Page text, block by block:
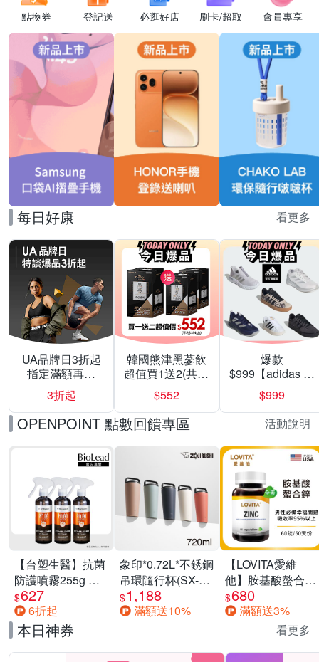
點換券 登記送 必逛好店 刷卡/超取 會員專享
每日好康 看更多
UA品牌日3折起
指定滿額再折
200
3折起
韓國熊津黑蔘飲
超值買1送2(共24
入組)
$552
爆款
$999【adidas 愛
迪達】男/女 精選
運動鞋休閒鞋 任
選均一價
$999
OPENPOINT 點數回饋專區 活動說明
【台塑生醫】抗菌
防護噴霧255g 三
入組
$627
6折起
象印*0.72L*不銹鋼
吊環隨行杯(SX-
LA72H)
$1,188
滿額送10%
【LOVITA愛維
他】胺基酸螯合鋅
x2瓶30mg素食錠
(鋅錠)
$680
滿額送3%
本日神券 看更多